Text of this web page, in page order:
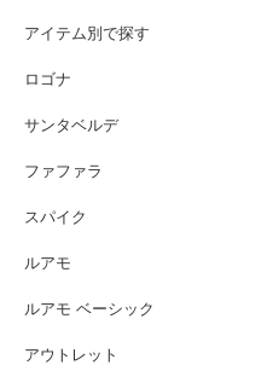
アイテム別で探す
ロゴナ
サンタベルデ
ファファラ
スパイク
ルアモ
ルアモ ベーシック
アウトレット